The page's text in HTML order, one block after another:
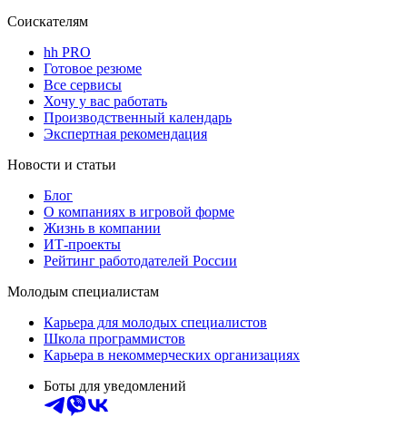
Соискателям
hh PRO
Готовое резюме
Все сервисы
Хочу у вас работать
Производственный календарь
Экспертная рекомендация
Новости и статьи
Блог
О компаниях в игровой форме
Жизнь в компании
ИТ-проекты
Рейтинг работодателей России
Молодым специалистам
Карьера для молодых специалистов
Школа программистов
Карьера в некоммерческих организациях
Боты для уведомлений